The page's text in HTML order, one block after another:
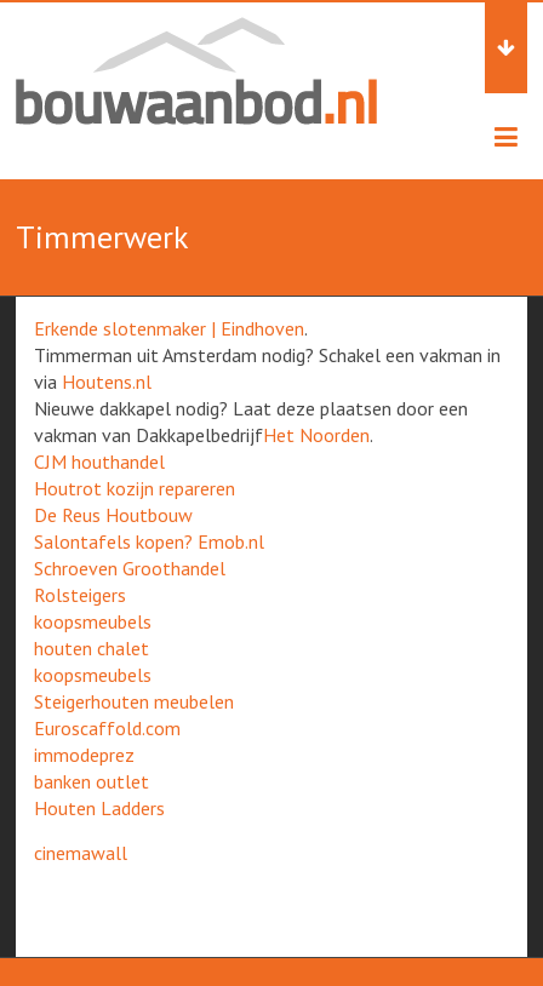
over
Bouw
Timmerwerk
Erkende slotenmaker | Eindhoven.
Timmerman uit Amsterdam nodig? Schakel een vakman in
via Houtens.nl
Nieuwe dakkapel nodig? Laat deze plaatsen door een
vakman van DakkapelbedrijfHet Noorden.
CJM houthandel
Houtrot kozijn repareren
De Reus Houtbouw
Salontafels kopen? Emob.nl
Schroeven Groothandel
Rolsteigers
koopsmeubels
houten chalet
koopsmeubels
Steigerhouten meubelen
Euroscaffold.com
immodeprez
banken outlet
Houten Ladders
cinemawall